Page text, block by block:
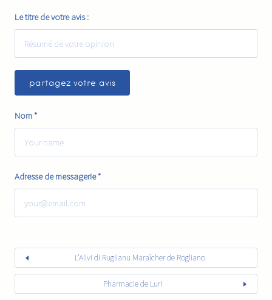
Nom*
Adresse de messagerie*
Le titre de votre avis :
L’Alivi di Ruglianu Maraîcher de Rogliano
Pharmacie de Luri